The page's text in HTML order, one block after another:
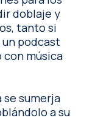
doblaje y
tanto si
podcast
con música
se sumerja
a su